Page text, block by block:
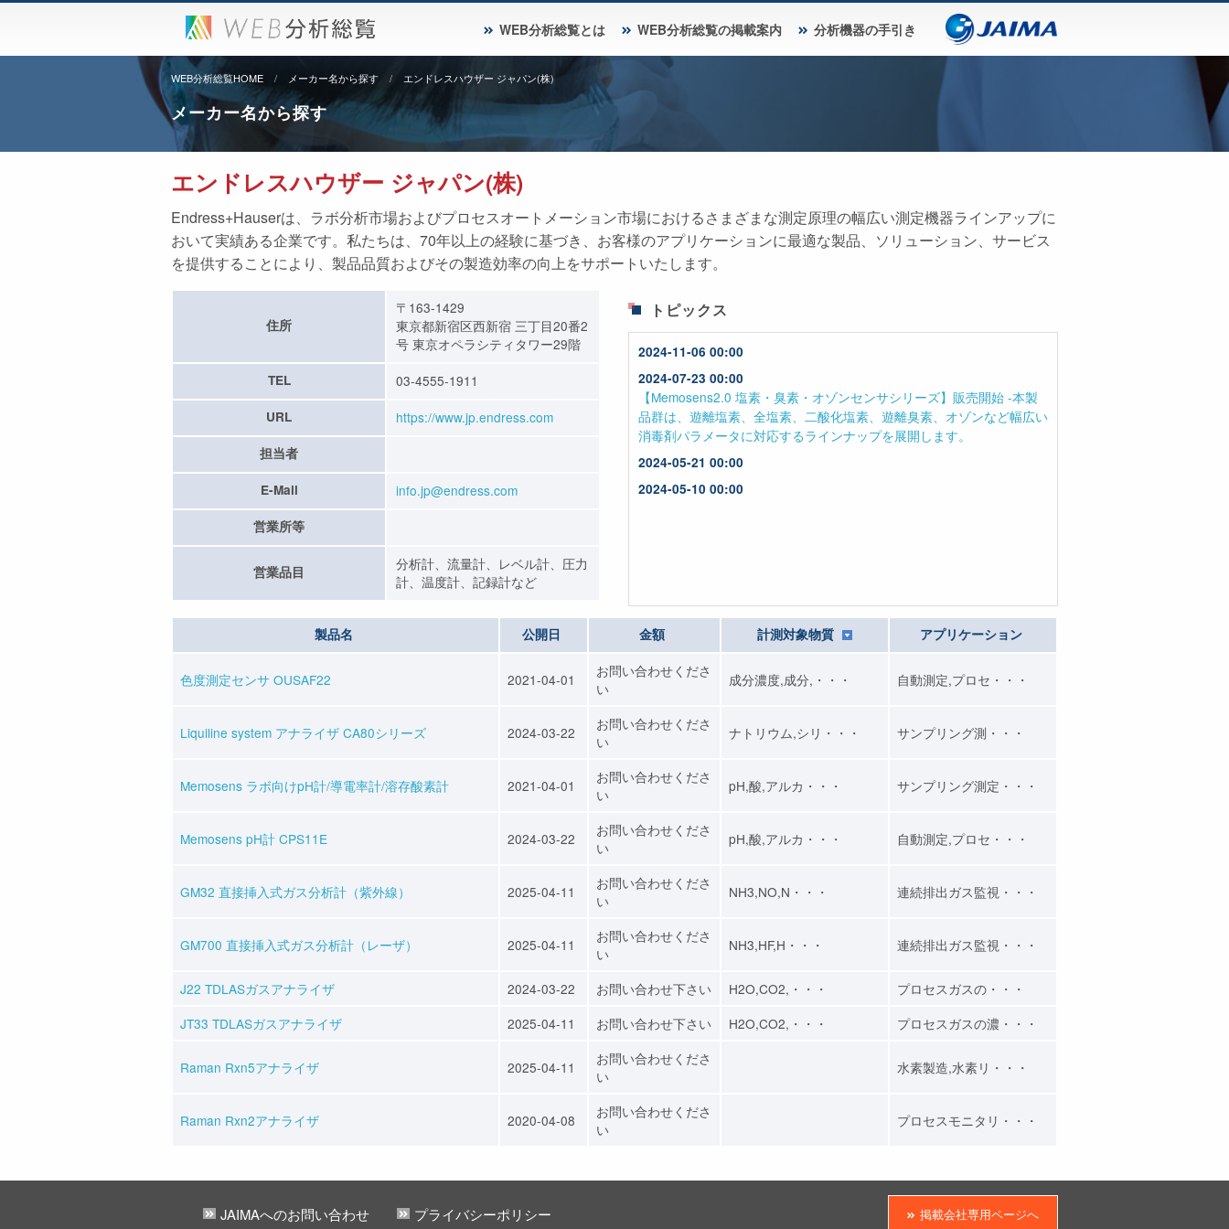
WEB分析総覧とは WEB分析総覧の掲載案内 分析機器の手引き
WEB分析総覧HOME メーカー名から探す エンドレスハウザー ジャパン(株)
メーカー名から探す
エンドレスハウザー ジャパン(株)
Endress+Hauserは、ラボ分析市場およびプロセスオートメーション市場におけるさまざまな測定原理の幅広い測定機器ラインアップに
おいて実績ある企業です。私たちは、70年以上の経験に基づき、お客様のアプリケーションに最適な製品、ソリューション、サービス
を提供することにより、製品品質およびその製造効率の向上をサポートいたします。
住所
〒163-1429
東京都新宿区西新宿 三丁目20番2
号 東京オペラシティタワー29階
TEL 03-4555-1911
URL https://www.jp.endress.com
担当者
E-Mail info.jp@endress.com
営業所等
営業品目
分析計、流量計、レベル計、圧力
計、温度計、記録計など
トピックス
製品名 公開日 金額 計測対象物質 アプリケーション
色度測定センサ OUSAF22 2021-04-01
お問い合わせくださ
い
成分濃度,成分,・・・ 自動測定,プロセ・・・
Liquiline system アナライザ CA80シリーズ 2024-03-22
お問い合わせくださ
い
ナトリウム,シリ・・・ サンプリング測・・・
Memosens ラボ向けpH計/導電率計/溶存酸素計 2021-04-01
お問い合わせくださ
い
pH,酸,アルカ・・・ サンプリング測定・・・
Memosens pH計 CPS11E 2024-03-22
お問い合わせくださ
い
pH,酸,アルカ・・・ 自動測定,プロセ・・・
GM32 直接挿入式ガス分析計（紫外線） 2025-04-11
お問い合わせくださ
い
NH3,NO,N・・・ 連続排出ガス監視・・・
GM700 直接挿入式ガス分析計（レーザ） 2025-04-11
お問い合わせくださ
い
NH3,HF,H・・・ 連続排出ガス監視・・・
J22 TDLASガスアナライザ 2024-03-22 お問い合わせ下さい H2O,CO2,・・・
プロセスガスの・・・
JT33 TDLASガスアナライザ
2025-04-11 お問い合わせ下さい H2O,CO2,・・・ プロセスガスの濃・・・
Raman Rxn5アナライザ 2025-04-11
お問い合わせくださ
い
水素製造,水素リ・・・
Raman Rxn2アナライザ 2020-04-08
お問い合わせくださ
い
プロセスモニタリ・・・
JAIMAへのお問い合わせ プライバシーポリシー 掲載会社専用ページへ